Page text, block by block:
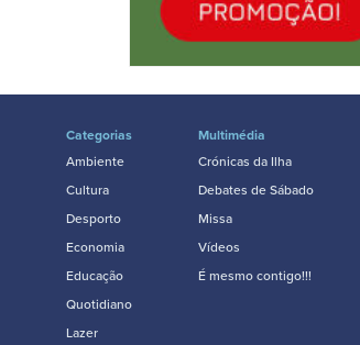
Categorias
Ambiente
Cultura
Desporto
Economia
Educação
Quotidiano
Lazer
Multimédia
Crónicas da Ilha
Debates de Sábado
Missa
Vídeos
É mesmo contigo!!!